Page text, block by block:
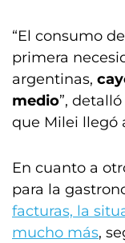
“El consumo
primera
argentinas,
medio”,
que Milei llegó
En cuanto a
para la
facturas, la
mucho más,